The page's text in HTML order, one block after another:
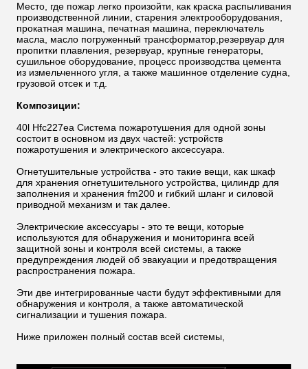
Место, где пожар легко произойти, как краска распыливания
производственной линии, старения электрооборудования,
прокатная машина, печатная машина, переключатель
масла, масло погруженный трансформатор,резервуар для
пропитки плавления, резервуар, крупные генераторы,
сушильное оборудование, процесс производства цемента
из измельченного угля, а также машинное отделение судна,
грузовой отсек и т.д.
Композиции:
40l Hfc227ea Система пожаротушения для одной зоны
состоит в основном из двух частей: устройств
пожаротушения и электрического аксессуара.
Огнетушительные устройства - это такие вещи, как шкаф
для хранения огнетушительного устройства, цилиндр для
заполнения и хранения fm200 и гибкий шланг и силовой
приводной механизм и так далее.
Электрические аксессуары - это те вещи, которые
используются для обнаружения и мониторинга всей
защитной зоны и контроля всей системы, а также
предупреждения людей об эвакуации и предотвращения
распространения пожара.
Эти две интегрированные части будут эффективными для
обнаружения и контроля, а также автоматической
сигнализации и тушения пожара.
Ниже приложен полный состав всей системы,